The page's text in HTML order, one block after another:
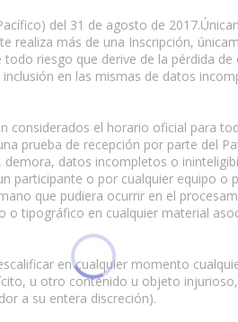
del 31 de agosto de
realiza más de una Inscripción,
riesgo que derive de la pérdida de
en las mismas de datos
considerados el horario oficial para
prueba de recepción por parte del
datos incompletos o
participante o por cualquier equipo o
que pudiera ocurrir en el
o tipográfico en cualquier material
en cualquier momento
u otro contenido u objeto
a su entera discreción).